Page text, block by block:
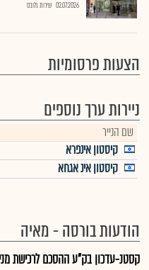
02.07.2026 שירות גלובס
הצעות פרסומיות
ניירות ערך נוספים
שם הנייר
קיסטון אינפרא
קיסטון אינ אגחא
הודעות בורסה - מאיה
קסטנ-עדכון בק"ע ההסכם לרכישת